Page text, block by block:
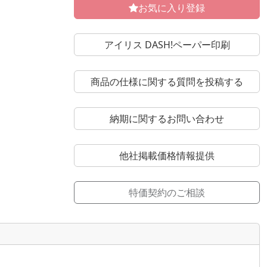
お気に入り登録
アイリス DASH!ペーパー印刷
商品の仕様に関する質問を投稿する
納期に関するお問い合わせ
他社掲載価格情報提供
特価契約のご相談